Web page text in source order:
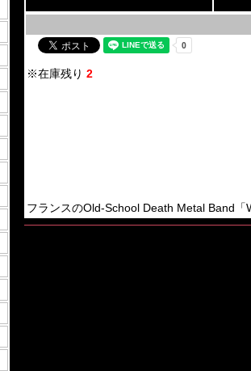
※在庫残り 2
フランスのOld-School Death Metal Band